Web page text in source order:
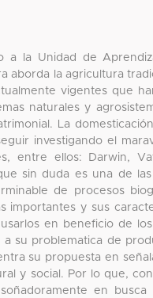
a la Unidad de
aborda la agricultura
vigentes que
naturales y
La
investigando el
entre ellos: Darwin,
sin duda es una de
de procesos
importantes y sus
en beneficio de
a su problematica de
su propuesta en
y social. Por lo que,
en